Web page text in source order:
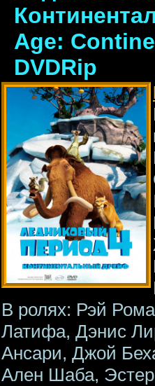
Age:
DVDRip
В ролях: Рэй
Латифа, Дэнис
Ансари, Джой
Ален Шаба,